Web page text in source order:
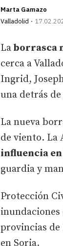
Marta Gamazo
Valladolid
La borrasca
cerca a
Ingrid,
una detrás
La nueva
de viento. La
influencia
guardia y
Protección
inundaciones
provincias de
en Soria.